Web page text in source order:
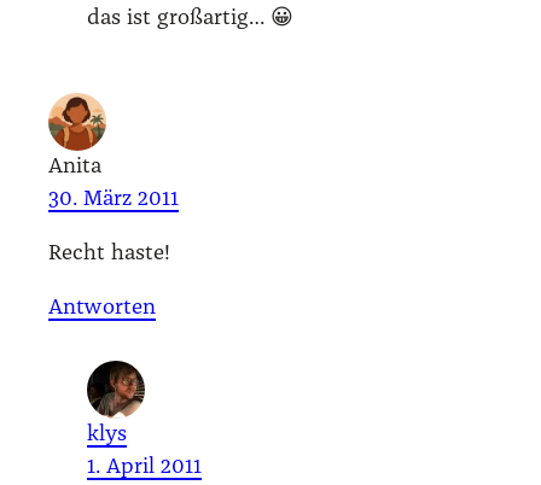
das ist groß­ar­tig… 😀
Anita
30. März 2011
Recht has­te!
Antworten
klys
1. April 2011